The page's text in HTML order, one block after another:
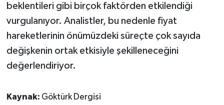
beklentileri gibi birçok faktörden etkilendiği
vurgulanıyor. Analistler, bu nedenle fiyat
hareketlerinin önümüzdeki süreçte çok sayıda
değişkenin ortak etkisiyle şekilleneceğini
değerlendiriyor.
Kaynak: Göktürk Dergisi